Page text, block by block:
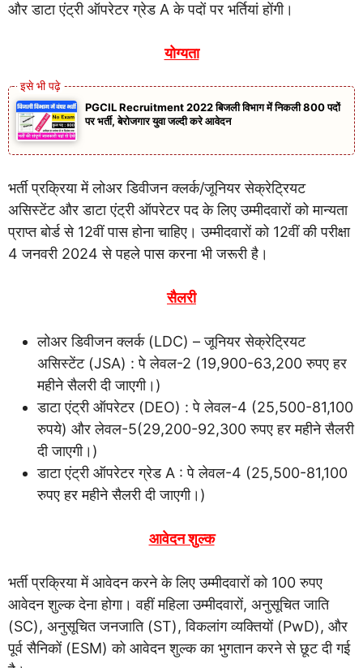
और डाटा एंट्री ऑपरेटर ग्रेड A के पदों पर भर्तियां होंगी।
योग्यता
PGCIL Recruitment 2022 बिजली विभाग में निकली 800 पदों
पर भर्ती, बेरोजगार युवा जल्दी करे आवेदन
भर्ती प्रक्रिया में लोअर डिवीजन क्लर्क/जूनियर सेक्रेट्रियट
असिस्टेंट और डाटा एंट्री ऑपरेटर पद के लिए उम्मीदवारों को मान्यता
प्राप्त बोर्ड से 12वीं पास होना चाहिए। उम्मीदवारों को 12वीं की परीक्षा
4 जनवरी 2024 से पहले पास करना भी जरूरी है।
सैलरी
लोअर डिवीजन क्लर्क (LDC) – जूनियर सेक्रेट्रियट
असिस्टेंट (JSA) : पे लेवल-2 (19,900-63,200 रुपए हर
महीने सैलरी दी जाएगी।)
डाटा एंट्री ऑपरेटर (DEO) : पे लेवल-4 (25,500-81,100
रुपये) और लेवल-5(29,200-92,300 रुपए हर महीने सैलरी
दी जाएगी।)
डाटा एंट्री ऑपरेटर ग्रेड A : पे लेवल-4 (25,500-81,100
रुपए हर महीने सैलरी दी जाएगी।)
आवेदन शुल्क
भर्ती प्रक्रिया में आवेदन करने के लिए उम्मीदवारों को 100 रुपए
आवेदन शुल्क देना होगा। वहीं महिला उम्मीदवारों, अनुसूचित जाति
(SC), अनुसूचित जनजाति (ST), विकलांग व्यक्तियों (PwD), और
पूर्व सैनिकों (ESM) को आवेदन शुल्क का भुगतान करने से छूट दी गई